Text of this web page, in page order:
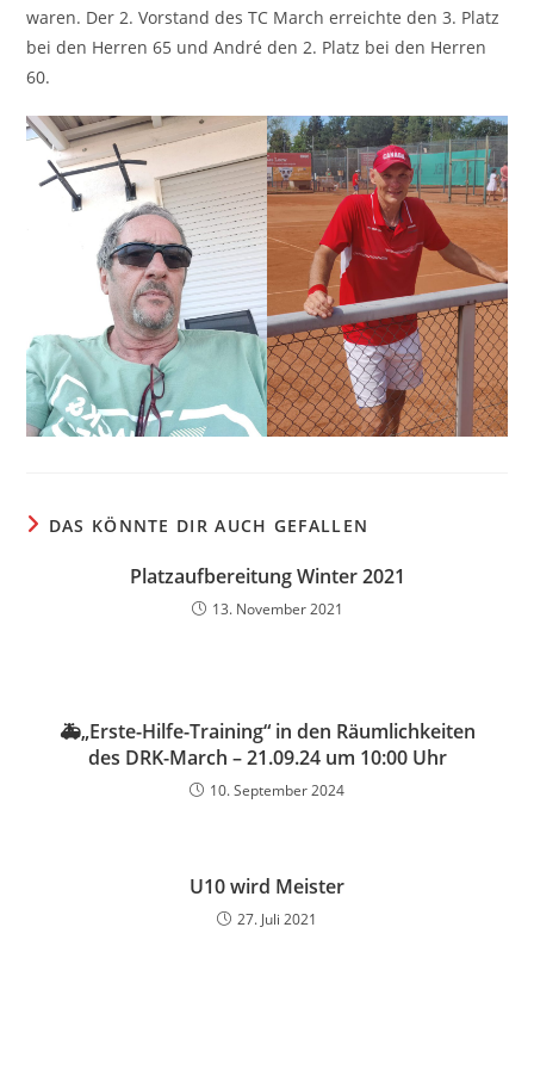
waren. Der 2. Vorstand des TC March erreichte den 3. Platz
bei den Herren 65 und André den 2. Platz bei den Herren
60.
DAS KÖNNTE DIR AUCH GEFALLEN
Platzaufbereitung Winter 2021
13. November 2021
🚑„Erste-Hilfe-Training“ in den Räumlichkeiten
des DRK-March – 21.09.24 um 10:00 Uhr
10. September 2024
U10 wird Meister
27. Juli 2021